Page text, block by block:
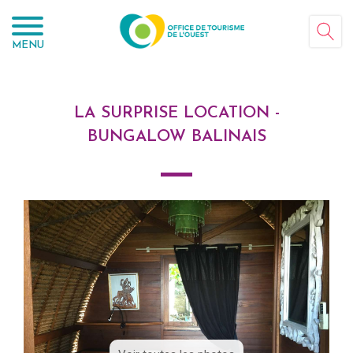
MENU
LA SURPRISE LOCATION -
BUNGALOW BALINAIS